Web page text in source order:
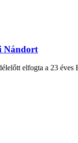
Nándort
elfogta a 23